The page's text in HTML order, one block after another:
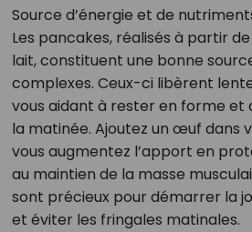
Source d’énergie et de
Les pancakes, réalisés à partir
lait, constituent une bonne
complexes. Ceux-ci libèrent
vous aidant à rester en forme et
la matinée. Ajoutez un œuf dans
vous augmentez l’apport en
au maintien de la masse
sont précieux pour démarrer la
et éviter les fringales matinales.